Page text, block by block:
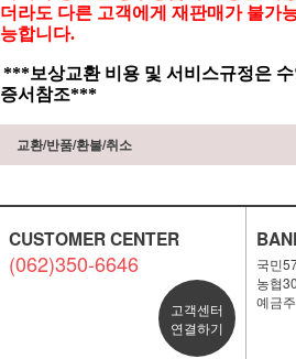
더라도 다른 고객에게 재판매가 불가
능합니다.
***보상교환 비용 및 서비스규정은
증서참조***
교환/반품/환불/취소
CUSTOMER CENTER
(062)350-6646
고객센터
연결하기
국민
농협
예금